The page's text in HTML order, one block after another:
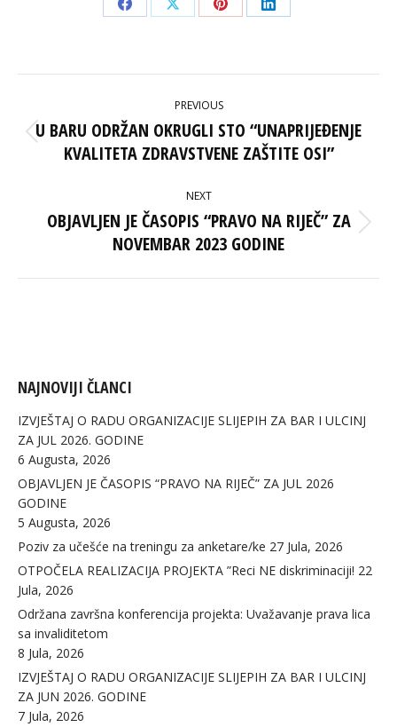
Share
Facebook
Share
X
Share
Pinterest
Share
LinkedIn
NAVIGATION
PREVIOUS
Previous
post:
U BARU ODRŽAN OKRUGLI STO “UNAPRIJEĐENJE
KVALITETA ZDRAVSTVENE ZAŠTITE OSI”
NEXT
Next
post:
OBJAVLJEN JE ČASOPIS “PRAVO NA RIJEČ” ZA
NOVEMBAR 2023 GODINE
NAJNOVIJI ČLANCI
IZVJEŠTAJ O RADU ORGANIZACIJE SLIJEPIH ZA BAR I ULCINJ
ZA JUL 2026. GODINE
6 Augusta, 2026
OBJAVLJEN JE ČASOPIS “PRAVO NA RIJEČ” ZA JUL 2026
GODINE
5 Augusta, 2026
Poziv za učešće na treningu za anketare/ke 27 Jula, 2026
OTPOČELA REALIZACIJA PROJEKTA ”Reci NE diskriminaciji! 22
Jula, 2026
Održana završna konferencija projekta: Uvažavanje prava lica
sa invaliditetom
8 Jula, 2026
IZVJEŠTAJ O RADU ORGANIZACIJE SLIJEPIH ZA BAR I ULCINJ
ZA JUN 2026. GODINE
7 Jula, 2026